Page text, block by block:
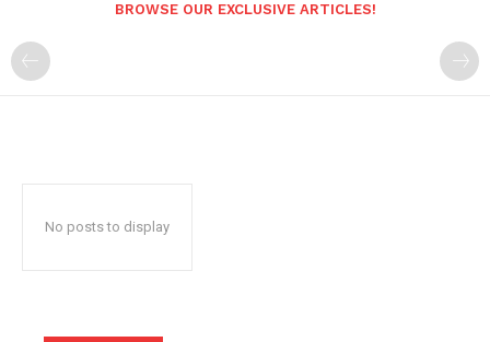
BROWSE OUR EXCLUSIVE ARTICLES!
No posts to display